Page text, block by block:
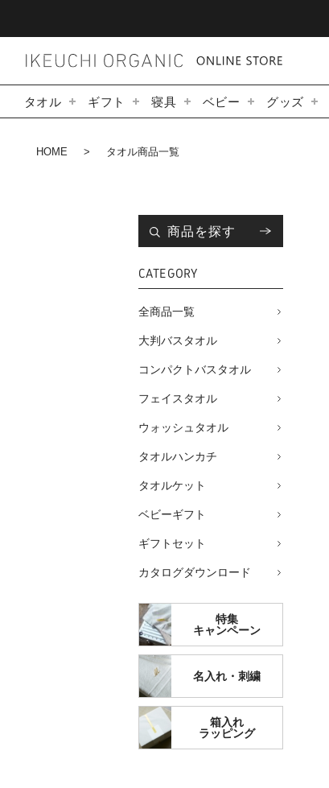
タオル ギフト 寝具 ベビー グッズ
HOME タオル商品一覧
商品を探す
CATEGORY
全商品一覧
大判バスタオル
コンパクトバスタオル
フェイスタオル
ウォッシュタオル
タオルハンカチ
タオルケット
ベビーギフト
ギフトセット
カタログダウンロード
特集
キャンペーン
名入れ・刺繍
箱入れ
ラッピング